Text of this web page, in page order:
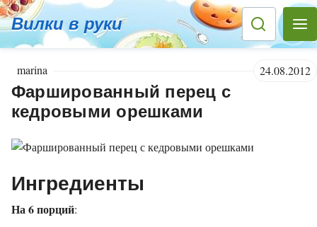
Вилки в руки
marina 24.08.2012
Фаршированный перец с
кедровыми орешками
Ингредиенты
На 6 порций: